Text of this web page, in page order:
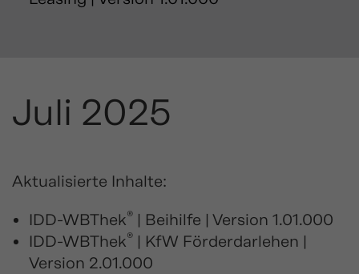
Juli 2025
Aktualisierte Inhalte:
IDD-WBThek® | Beihilfe | Version 1.01.000
IDD-WBThek® | KfW Förderdarlehen |
Version 2.01.000